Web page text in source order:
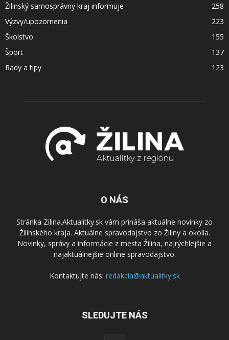
Žilinský samosprávny kraj informuje
258
Výzvy/upozornenia
223
Školstvo
155
Šport
137
Rady a tipy
123
O NÁS
Stránka Zilina.Aktualitky.sk vám prináša aktuálne novinky zo
Žilinského kraja. Aktuálne spravodajstvo zo Žiliny a okolia.
Novinky, správy a informácie z mesta Žilina, najrýchlejšie a
najaktuálnejšie online spravodajstvo.
Kontaktujte nás: redakcia@aktualitky.sk
SLEDUJTE NÁS